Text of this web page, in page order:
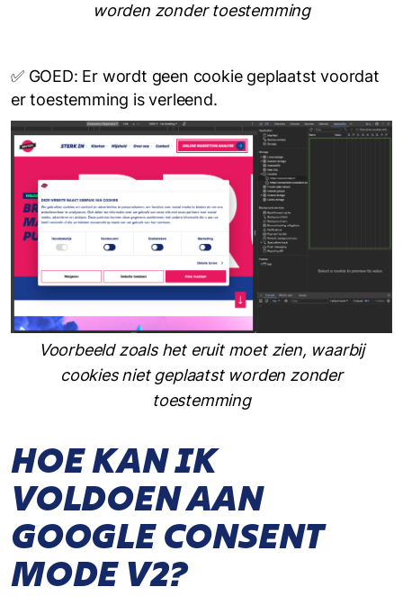
worden zonder toestemming
✅ GOED: Er wordt geen cookie geplaatst voordat
er toestemming is verleend.
Voorbeeld zoals het eruit moet zien, waarbij
cookies niet geplaatst worden zonder
toestemming
HOE KAN IK
VOLDOEN AAN
GOOGLE CONSENT
MODE V2?